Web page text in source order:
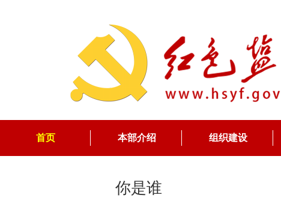
首页 本部介绍 组织建设
你是谁